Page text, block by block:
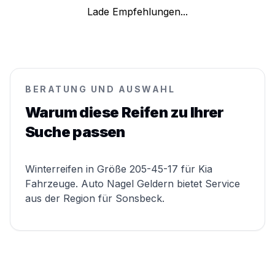
Lade Empfehlungen...
BERATUNG UND AUSWAHL
Warum diese Reifen zu Ihrer
Suche passen
Winterreifen in Größe 205-45-17 für Kia
Fahrzeuge. Auto Nagel Geldern bietet Service
aus der Region für Sonsbeck.